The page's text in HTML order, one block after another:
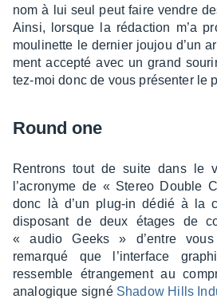
nom à lui seul peut faire vendre
Ainsi, lorsque la rédac­tion m’a
mouli­nette le dernier joujou d’un
ment accepté avec un grand
tez-moi donc de vous présen­ter le
Round one
Rentrons tout de suite dans le
l’acro­nyme de « Stereo Double
donc là d’un plug-in dédié à la
dispo­sant de deux étages de
« audio Geeks » d’entre vous
remarqué que l’in­ter­face
ressemble étran­ge­ment au
analo­gique signé Shadow Hills